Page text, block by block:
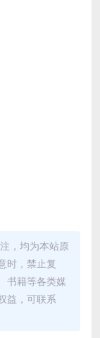
，均为本站原
时，禁止复
书籍等各类媒
益，可联系